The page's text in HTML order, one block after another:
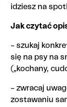
idziesz na
Jak czytać
– szukaj
się na psy na
(„kochany,
– zwracaj
zostawaniu